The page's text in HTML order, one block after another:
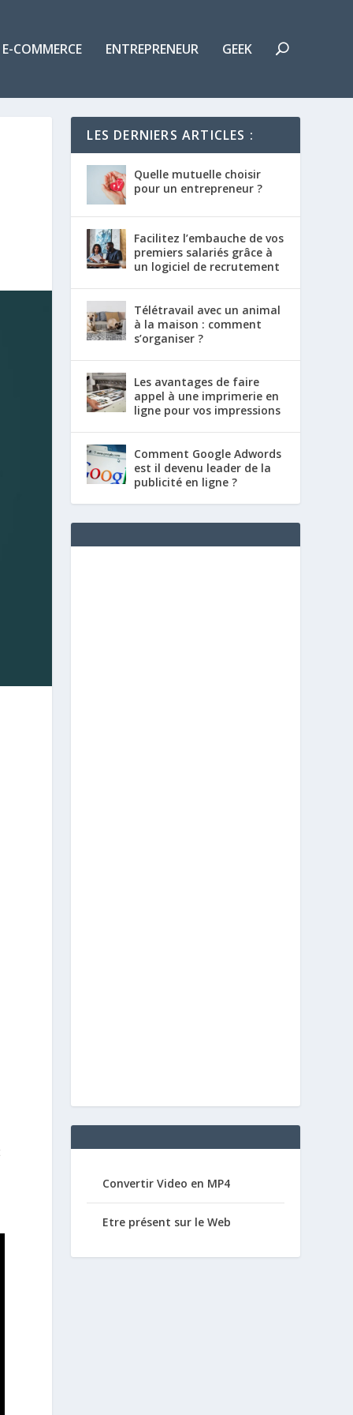
E-COMMERCE ENTREPRENEUR GEEK
LES DERNIERS ARTICLES :
Quelle mutuelle choisir
pour un entrepreneur ?
Facilitez l’embauche de vos
premiers salariés grâce à
un logiciel de recrutement
Télétravail avec un animal
à la maison : comment
s’organiser ?
Les avantages de faire
appel à une imprimerie en
ligne pour vos impressions
Comment Google Adwords
est il devenu leader de la
publicité en ligne ?
Convertir Video en MP4
Etre présent sur le Web